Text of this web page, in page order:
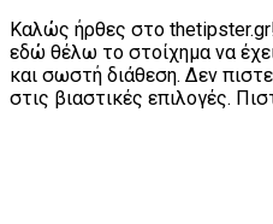
Καλώς ήρθες στο thetipster.gr!
εδώ θέλω το στοίχημα να
και σωστή διάθεση. Δεν
στις βιαστικές επιλογές.